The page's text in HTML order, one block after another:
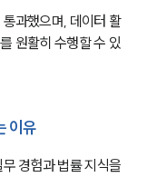
과했으며, 데이터 활
원활히 수행할 수 있
이유
경험과 법률 지식을